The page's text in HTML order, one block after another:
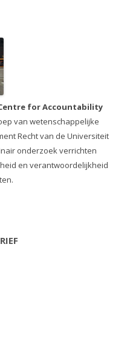
for Accountability
van wetenschappelijke
Recht van de Universiteit
onderzoek verrichten
en verantwoordelijkheid